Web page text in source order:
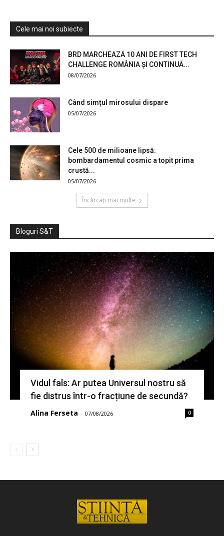
Cele mai noi subiecte
BRD MARCHEAZĂ 10 ANI DE FIRST TECH
CHALLENGE ROMÂNIA ȘI CONTINUĂ...
08/07/2026
Când simțul mirosului dispare
05/07/2026
Cele 500 de milioane lipsă:
bombardamentul cosmic a topit prima
crustă...
05/07/2026
Încărcați mai multe
Bloguri S&T
Vidul fals: Ar putea Universul nostru să
fie distrus într-o fracțiune de secundă?
Alina Ferseta - 07/08/2026 0